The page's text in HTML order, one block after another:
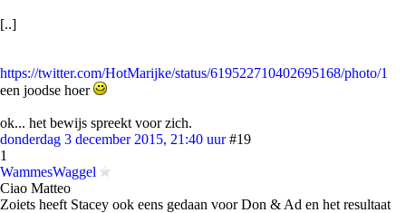
[..]
https://twitter.com/HotMarijke/status/619522710402695168/photo/1
een joodse hoer
ok... het bewijs spreekt voor zich.
donderdag 3 december 2015, 21:40 uur #19
1
WammesWaggel
Ciao Matteo
Zoiets heeft Stacey ook eens gedaan voor Don & Ad en het resultaat